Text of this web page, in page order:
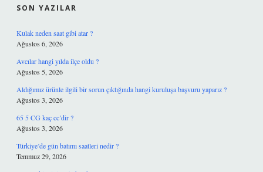
SON YAZILAR
Kulak neden saat gibi atar ?
Ağustos 6, 2026
Avcılar hangi yılda ilçe oldu ?
Ağustos 5, 2026
Aldığımız ürünle ilgili bir sorun çıktığında hangi kuruluşa başvuru yaparız ?
Ağustos 3, 2026
65 5 CG kaç cc’dir ?
Ağustos 3, 2026
Türkiye’de gün batımı saatleri nedir ?
Temmuz 29, 2026